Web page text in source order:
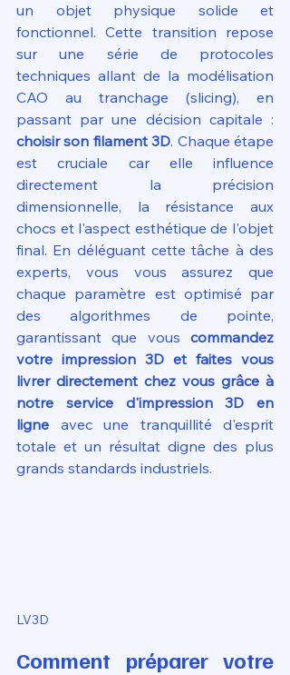
un objet physique solide et
fonctionnel. Cette transition repose
sur une série de protocoles
techniques allant de la modélisation
CAO au tranchage (slicing), en
choisir son filament 3D. Chaque étape
est cruciale car elle influence
directement la précision
dimensionnelle, la résistance aux
chocs et l'aspect esthétique de l'objet
final. En déléguant cette tâche à des
experts, vous vous assurez que
chaque paramètre est optimisé par
des algorithmes de pointe,
garantissant que vous commandez
votre impression 3D et faites vous
livrer directement chez vous grâce à
notre service d'impression 3D en
ligne avec une tranquillité d'esprit
totale et un résultat digne des plus
grands standards industriels.
LV3D
Comment préparer votre